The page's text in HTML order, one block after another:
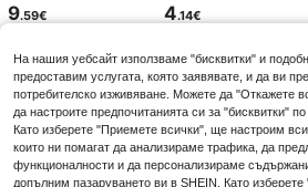
9.59€ 4.14€
На нашия уебсайт използваме "бисквитки" и
предоставим услугата, която заявявате, и да ви
потребителско изживяване. Можете да "Откажете
да настроите предпочитанията си за "бисквитки"
Като изберете "Приемете всички", ще настроим
които ни помагат да анализираме трафика, да
функционалности и да персонализираме
допълним пазаруването ви в SHEIN. Като